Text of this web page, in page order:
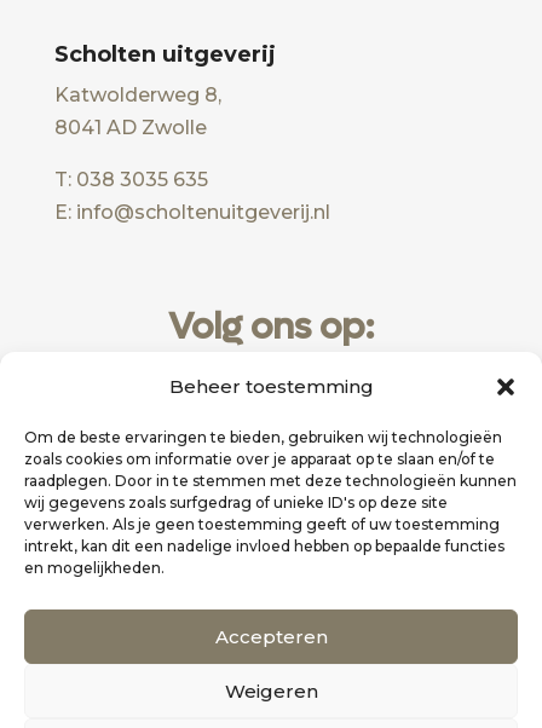
Beheer toestemming
Om de beste ervaringen te bieden, gebruiken wij technologieën
zoals cookies om informatie over je apparaat op te slaan en/of te
raadplegen. Door in te stemmen met deze technologieën kunnen
wij gegevens zoals surfgedrag of unieke ID's op deze site
verwerken. Als je geen toestemming geeft of uw toestemming
intrekt, kan dit een nadelige invloed hebben op bepaalde functies
en mogelijkheden.
Accepteren
Weigeren
Scholten uitgeverij
Katwolderweg 8,
8041 AD Zwolle
T: 038 3035 635
E: info@scholtenuitgeverij.nl
Volg ons op:
Website realisatie doorZakelijk Bereikbaar
Alle rechten voorbehouden